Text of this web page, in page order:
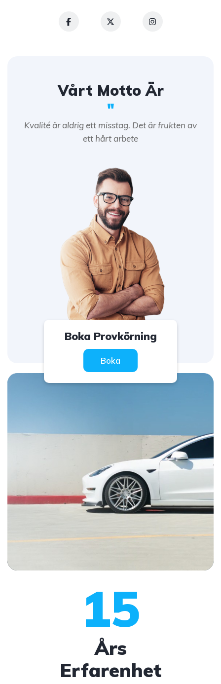
Vårt Motto Är
"
Kvalité är aldrig ett misstag. Det är frukten av
ett hårt arbete
Boka Provkörning
Boka
15
Års
Erfarenhet